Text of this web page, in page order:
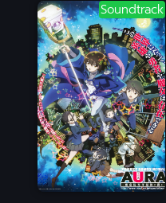
กี้มาเกิดใหม่ใน
ต่างโลก
Soundtrack